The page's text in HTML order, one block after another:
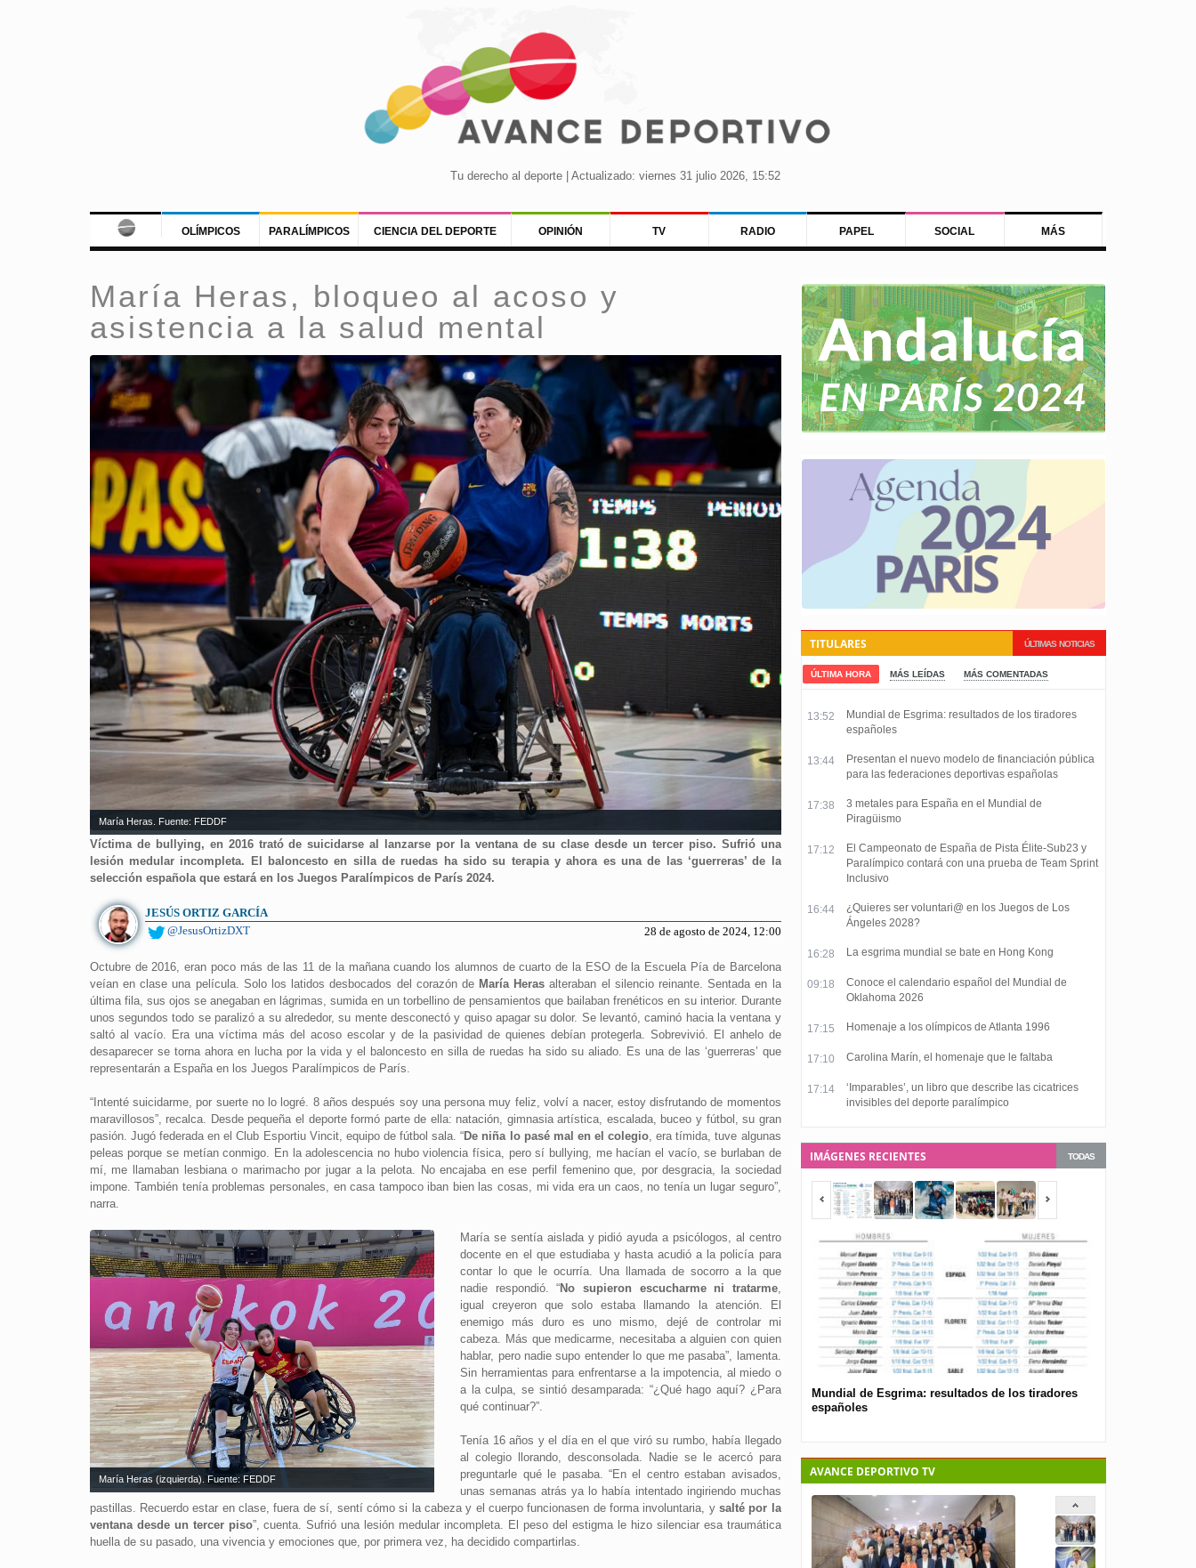
Tu derecho al deporte | Actualizado: viernes 31 julio 2026, 15:52
OLÍMPICOS PARALÍMPICOS CIENCIA DEL DEPORTE OPINIÓN TV RADIO PAPEL SOCIAL MÁS
María Heras, bloqueo al acoso y
asistencia a la salud mental
María Heras. Fuente: FEDDF
Víctima de bullying, en 2016 trató de suicidarse al lanzarse por la ventana de su clase desde un tercer piso. Sufrió una
lesión medular incompleta. El baloncesto en silla de ruedas ha sido su terapia y ahora es una de las ‘guerreras’ de la
selección española que estará en los Juegos Paralímpicos de París 2024.
JESÚS ORTIZ GARCÍA
@JesusOrtizDXT
28 de agosto de 2024, 12:00
Octubre de 2016, eran poco más de las 11 de la mañana cuando los alumnos de cuarto de la ESO de la Escuela Pía de Barcelona
veían en clase una película. Solo los latidos desbocados del corazón de María Heras alteraban el silencio reinante. Sentada en la
última fila, sus ojos se anegaban en lágrimas, sumida en un torbellino de pensamientos que bailaban frenéticos en su interior. Durante
unos segundos todo se paralizó a su alrededor, su mente desconectó y quiso apagar su dolor. Se levantó, caminó hacia la ventana y
saltó al vacío. Era una víctima más del acoso escolar y de la pasividad de quienes debían protegerla. Sobrevivió. El anhelo de
desaparecer se torna ahora en lucha por la vida y el baloncesto en silla de ruedas ha sido su aliado. Es una de las ‘guerreras’ que
representarán a España en los Juegos Paralímpicos de París.
“Intenté suicidarme, por suerte no lo logré. 8 años después soy una persona muy feliz, volví a nacer, estoy disfrutando de momentos
maravillosos”, recalca. Desde pequeña el deporte formó parte de ella: natación, gimnasia artística, escalada, buceo y fútbol, su gran
pasión. Jugó federada en el Club Esportiu Vincit, equipo de fútbol sala. “De niña lo pasé mal en el colegio, era tímida, tuve algunas
peleas porque se metían conmigo. En la adolescencia no hubo violencia física, pero sí bullying, me hacían el vacío, se burlaban de
mí, me llamaban lesbiana o marimacho por jugar a la pelota. No encajaba en ese perfil femenino que, por desgracia, la sociedad
impone. También tenía problemas personales, en casa tampoco iban bien las cosas, mi vida era un caos, no tenía un lugar seguro”,
narra.
María Heras (izquierda). Fuente: FEDDF
María se sentía aislada y pidió ayuda a psicólogos, al centro
docente en el que estudiaba y hasta acudió a la policía para
contar lo que le ocurría. Una llamada de socorro a la que
nadie respondió. “No supieron escucharme ni tratarme,
igual creyeron que solo estaba llamando la atención. El
enemigo más duro es uno mismo, dejé de controlar mi
cabeza. Más que medicarme, necesitaba a alguien con quien
hablar, pero nadie supo entender lo que me pasaba”, lamenta.
Sin herramientas para enfrentarse a la impotencia, al miedo o
a la culpa, se sintió desamparada: “¿Qué hago aquí? ¿Para
qué continuar?”.
Tenía 16 años y el día en el que viró su rumbo, había llegado
al colegio llorando, desconsolada. Nadie se le acercó para
preguntarle qué le pasaba. “En el centro estaban avisados,
unas semanas atrás ya lo había intentado ingiriendo muchas
pastillas. Recuerdo estar en clase, fuera de sí, sentí cómo si la cabeza y el cuerpo funcionasen de forma involuntaria, y salté por la
ventana desde un tercer piso”, cuenta. Sufrió una lesión medular incompleta. El peso del estigma le hizo silenciar esa traumática
huella de su pasado, una vivencia y emociones que, por primera vez, ha decidido compartirlas.
ÚLTIMAS NOTICIAS
TITULARES
ÚLTIMA HORA MÁS LEÍDAS MÁS COMENTADAS
13:52
Mundial de Esgrima: resultados de los tiradores
españoles
13:44
Presentan el nuevo modelo de financiación pública
para las federaciones deportivas españolas
17:38
3 metales para España en el Mundial de
Piragüismo
17:12
El Campeonato de España de Pista Élite-Sub23 y
Paralímpico contará con una prueba de Team Sprint
Inclusivo
16:44
¿Quieres ser voluntari@ en los Juegos de Los
Ángeles 2028?
16:28 La esgrima mundial se bate en Hong Kong
09:18
Conoce el calendario español del Mundial de
Oklahoma 2026
17:15 Homenaje a los olímpicos de Atlanta 1996
17:10 Carolina Marín, el homenaje que le faltaba
17:14
‘Imparables’, un libro que describe las cicatrices
invisibles del deporte paralímpico
TODAS
IMÁGENES RECIENTES
Mundial de Esgrima: resultados de los tiradores
españoles
AVANCE DEPORTIVO TV